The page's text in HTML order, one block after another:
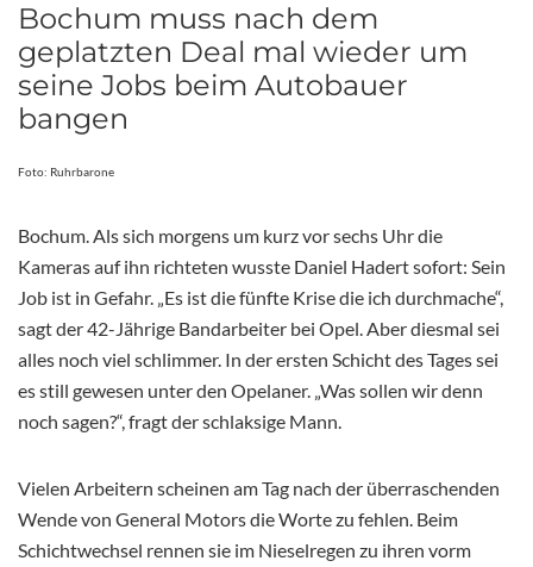
Bochum muss nach dem
geplatzten Deal mal wieder um
seine Jobs beim Autobauer
bangen
Foto: Ruhrbarone
Bochum. Als sich morgens um kurz vor sechs Uhr die
Kameras auf ihn richteten wusste Daniel Hadert sofort: Sein
Job ist in Gefahr. „Es ist die fünfte Krise die ich durchmache“,
sagt der 42-Jährige Bandarbeiter bei Opel. Aber diesmal sei
alles noch viel schlimmer. In der ersten Schicht des Tages sei
es still gewesen unter den Opelaner. „Was sollen wir denn
noch sagen?“, fragt der schlaksige Mann.
Vielen Arbeitern scheinen am Tag nach der überraschenden
Wende von General Motors die Worte zu fehlen. Beim
Schichtwechsel rennen sie im Nieselregen zu ihren vorm